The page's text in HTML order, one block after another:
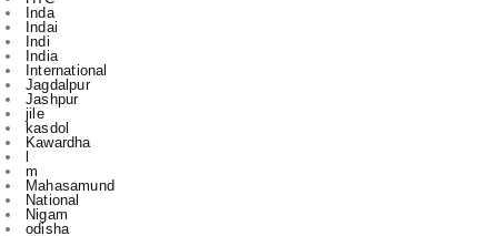
Inda
Indai
Indi
India
International
Jagdalpur
Jashpur
jile
kasdol
Kawardha
m
Mahasamund
National
Nigam
odisha